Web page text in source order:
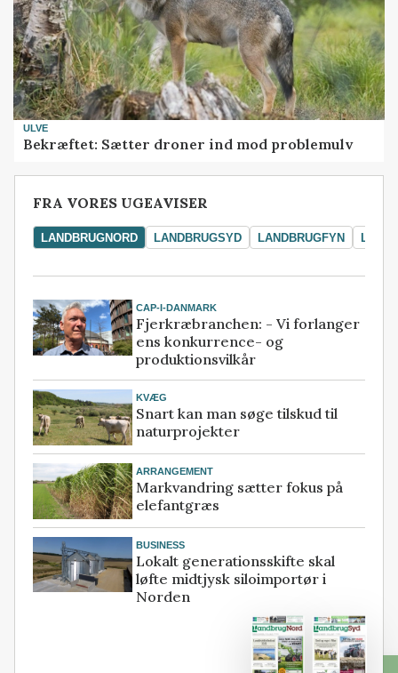
ULVE
Bekræftet: Sætter droner ind mod problemulv
FRA VORES UGEAVISER
LANDBRUGNORD LANDBRUGSYD LANDBRUGFYN
CAP-I-DANMARK
Fjerkræbranchen: - Vi forlanger
ens konkurrence- og
produktionsvilkår
KVÆG
Snart kan man søge tilskud til
naturprojekter
ARRANGEMENT
Markvandring sætter fokus på
elefantgræs
BUSINESS
Lokalt generationsskifte skal
løfte midtjysk siloimportør i
Norden